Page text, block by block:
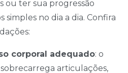
ou ter sua progressão
no dia a dia. Confira
corporal adequado: o
articulações,